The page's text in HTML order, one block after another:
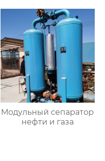
Модульный сепаратор
нефти и газа